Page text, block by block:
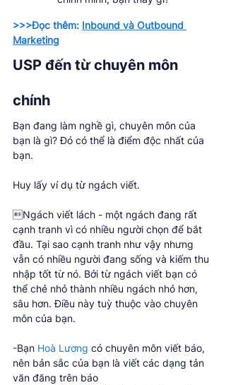
>>>Đọc thêm: Inbound và Outbound
Marketing
USP đến từ chuyên môn
chính
Bạn đang làm nghề gì, chuyên môn của
bạn là gì? Đó có thể là điểm độc nhất của
bạn.
Huy lấy ví dụ từ ngách viết.
Ngách viết lách - một ngách đang rất
cạnh tranh vì có nhiều người chọn để bắt
đầu. Tại sao cạnh tranh như vậy nhưng
vẫn có nhiều người đang sống và kiếm thu
nhập tốt từ nó. Bởi từ ngách viết bạn có
thể chẻ nhỏ thành nhiều ngách nhỏ hơn,
sâu hơn. Điều này tuỳ thuộc vào chuyên
môn của bạn.
-Bạn Hoà Lương có chuyên môn viết báo,
nên bản sắc của bạn là viết các dạng tản
văn đăng trên báo